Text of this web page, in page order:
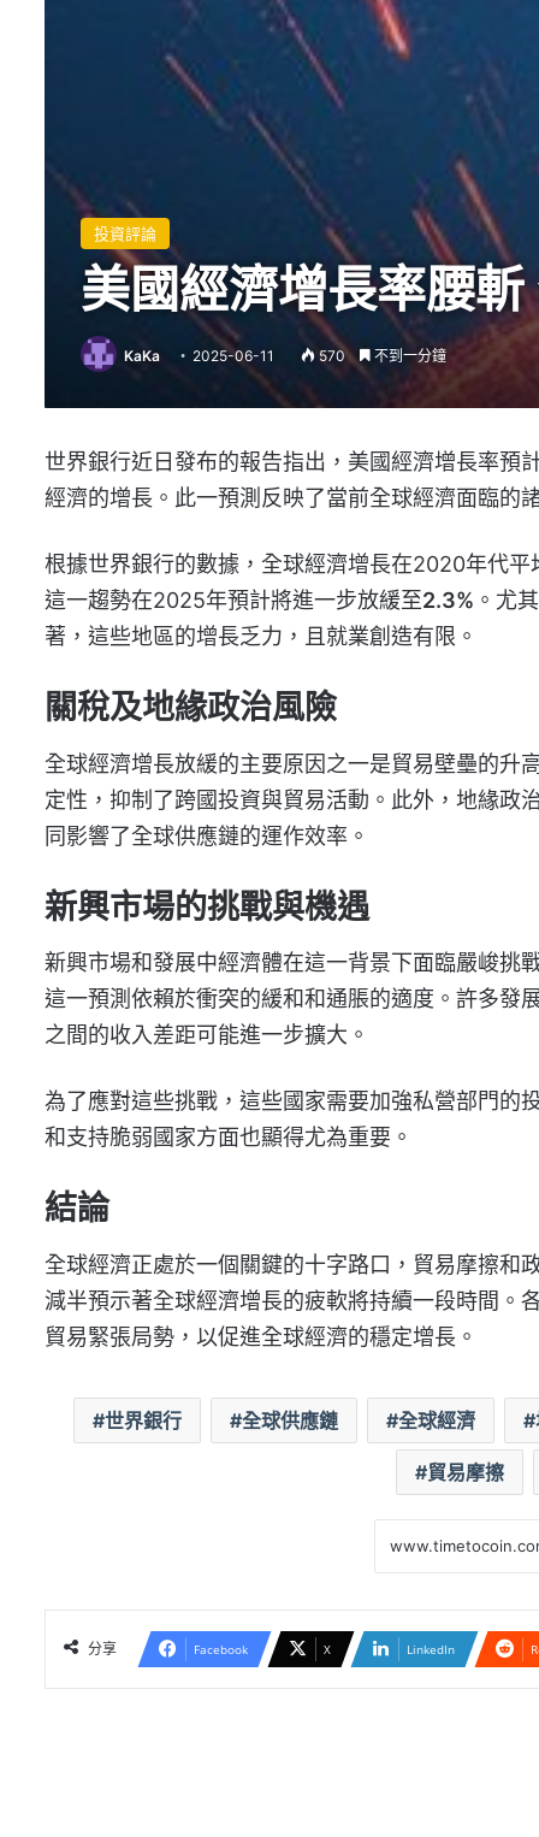
投資評論
美國經濟增長率腰
KaKa 2025-06-11 570 不到一分鐘
世界銀行近日發布的報告指出，美國經濟增長率預
經濟的增長。此一預測反映了當前全球經濟面臨的
根據世界銀行的數據，全球經濟增長在2020年代平
這一趨勢在2025年預計將進一步放緩至2.3% 。尤
著，這些地區的增長乏力，且就業創造有限。
關稅及地緣政治風險
全球經濟增長放緩的主要原因之一是貿易壁壘的升
定性，抑制了跨國投資與貿易活動。此外，地緣政
同影響了全球供應鏈的運作效率。
新興市場的挑戰與機遇
新興市場和發展中經濟體在這一背景下面臨嚴峻
這一預測依賴於衝突的緩和和通脹的適度。許多發
之間的收入差距可能進一步擴大。
為了應對這些挑戰，這些國家需要加強私營部門的
和支持脆弱國家方面也顯得尤為重要。
結論
全球經濟正處於一個關鍵的十字路口，貿易摩擦和
減半預示著全球經濟增長的疲軟將持續一段時間。
貿易緊張局勢，以促進全球經濟的穩定增長。
世界銀行 全球供應鏈 全球經濟
貿易摩擦
分享 Facebook X LinkedIn